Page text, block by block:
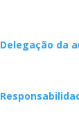
Delegação da